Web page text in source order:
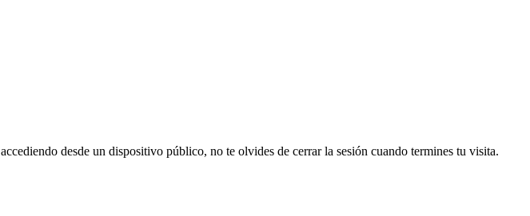
desde un dispositivo público, no te olvides de cerrar la sesión cuando termines tu visita.